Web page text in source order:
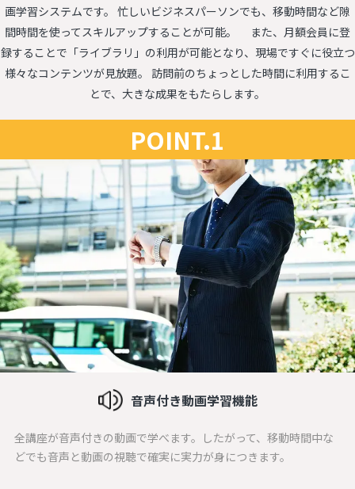
画学習システムです。 忙しいビジネスパーソンでも、移動時間など隙
間時間を使ってスキルアップすることが可能。
また、月額会員に登
録することで「ライブラリ」の利用が可能となり、現場ですぐに役立つ
様々なコンテンツが見放題。
訪問前のちょっとした時間に利用するこ
とで、大きな成果をもたらします。
POINT.1
音声付き動画学習機能
全講座が音声付きの動画で学べます。したがって、移動時間中な
どでも音声と動画の視聴で確実に実力が身につきます。